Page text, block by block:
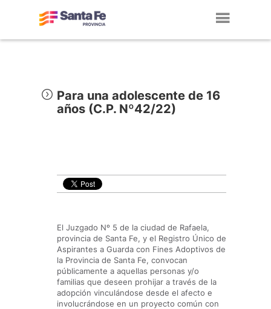
Para una adolescente de 16
años (C.P. Nº42/22)
El Juzgado Nº 5 de la ciudad de Rafaela,
provincia de Santa Fe, y el Registro Único de
Aspirantes a Guarda con Fines Adoptivos de
la Provincia de Santa Fe, convocan
públicamente a aquellas personas y/o
familias que deseen prohijar a través de la
adopción vinculándose desde el afecto e
involucrándose en un proyecto común con